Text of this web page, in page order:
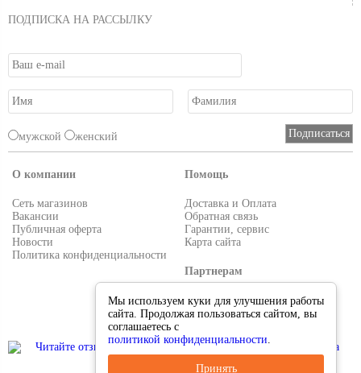
ПОДПИСКА НА РАССЫЛКУ
мужской женский
О компании
Сеть магазинов
Вакансии
Публичная оферта
Новости
Политика конфиденциальности
Помощь
Доставка и Оплата
Обратная связь
Гарантии, сервис
Карта сайта
Партнерам
Условия работы
Реквизиты
Мы используем куки для улучшения работы
сайта. Продолжая пользоваться сайтом, вы
соглашаетесь с
политикой конфиденциальности.
Принять